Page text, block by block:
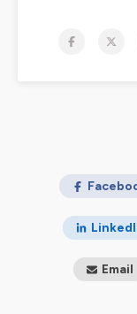
Jérôme Vincent
Email